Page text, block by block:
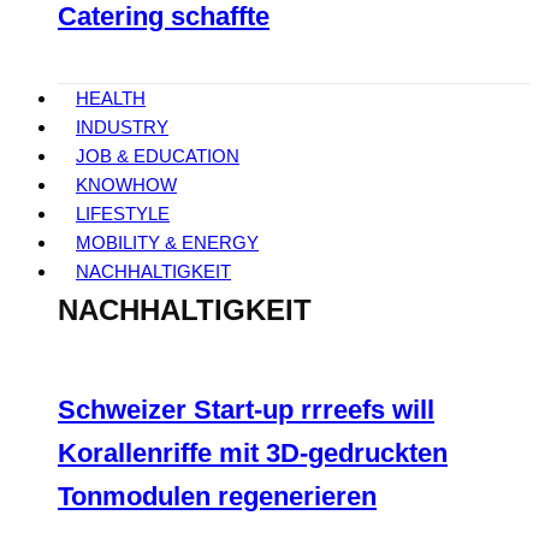
Catering schaffte
HEALTH
INDUSTRY
JOB & EDUCATION
KNOWHOW
LIFESTYLE
MOBILITY & ENERGY
NACHHALTIGKEIT
NACHHALTIGKEIT
Schweizer Start-up rrreefs will
Korallenriffe mit 3D-gedruckten
Tonmodulen regenerieren